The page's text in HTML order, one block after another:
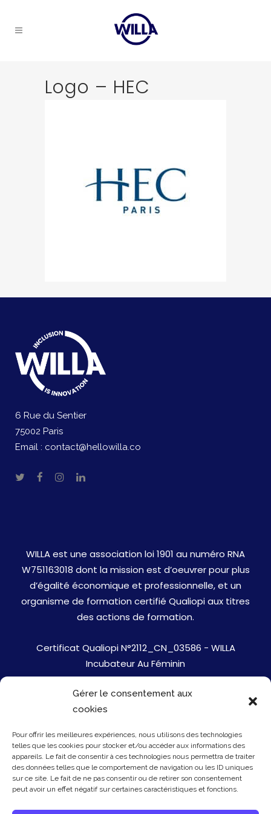
Gérer le consentement aux
cookies
Pour offrir les meilleures expériences, nous utilisons des technologies
telles que les cookies pour stocker et/ou accéder aux informations des
appareils. Le fait de consentir à ces technologies nous permettra de traiter
des données telles que le comportement de navigation ou les ID uniques
sur ce site. Le fait de ne pas consentir ou de retirer son consentement
peut avoir un effet négatif sur certaines caractéristiques et fonctions.
Logo – HEC
6 Rue du Sentier
75002 Paris
Email : contact@hellowilla.co
WILLA est une association loi 1901 au numéro RNA
W751163018 dont la mission est d’oeuvrer pour plus
d’égalité économique et professionnelle, et un
organisme de formation certifié Qualiopi aux titres
des actions de formation.
Certificat Qualiopi N°2112_CN_03586 - WILLA
Incubateur Au Féminin
Jobs
Mentions Légales
Politique de cookies
Presse